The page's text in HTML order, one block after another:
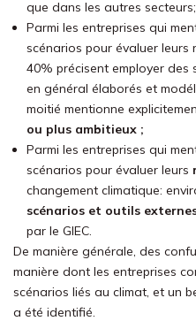
que dans les autres secteurs;
Parmi les entreprises qui
scénarios pour évaluer
40% précisent employer des
en général élaborés et
moitié mentionne
ou plus ambitieux ;
Parmi les entreprises qui
scénarios pour évaluer leurs
changement climatique:
scénarios et outils
par le GIEC.
De manière générale, des
manière dont les entreprises
scénarios liés au climat, et un
a été identifié.